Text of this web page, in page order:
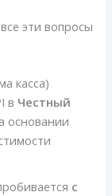
эти вопросы
касса)
в Честный
основании
с